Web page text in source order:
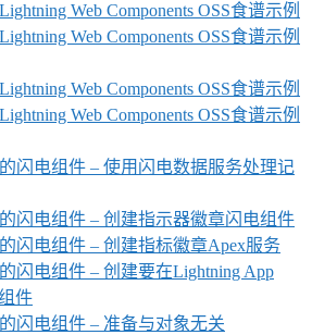
Web Components OSS食谱示例
Web Components OSS食谱示例
Web Components OSS食谱示例
Web Components OSS食谱示例
闪电组件 – 使用闪电数据服务处理记
闪电组件 – 创建指示器徽章闪电组件
闪电组件 – 创建指标徽章Apex服务
闪电组件 – 创建要在Lightning App
件
闪电组件 – 准备与对象无关